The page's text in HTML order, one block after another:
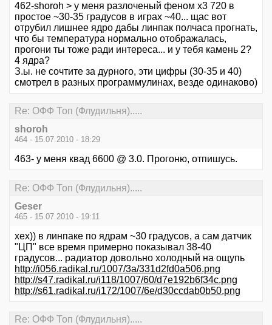
462-shoroh > у меня разлоченый феном х3 720 в
простое ~30-35 градусов в играх ~40... щас вот
отрубил лишнее ядро дабы линпак полчаса прогнать,
что бы температура нормально отображалась,
прогони ты тоже ради интереса... и у тебя камень 2?
4 ядра?
З.ы. не сочтите за дурного, эти цифры (30-35 и 40)
смотрел в разных программулинах, везде одинаково)
Re: ОФФ Топ (Флудильня).....
shoroh
464 - 15.07.2010 - 18:29
463- у меня квад 6600 @ 3.0. Прогоню, отпишусь.
Re: ОФФ Топ (Флудильня).....
Geser
465 - 15.07.2010 - 19:11
хех)) в линпаке по ядрам ~30 градусов, а сам датчик
"ЦП" все время примерно показывал 38-40
градусов... радиатор довольно холодный на ощупь
http://i056.radikal.ru/1007/3a/331d2fd0a506.png
http://s47.radikal.ru/i118/1007/60/d7e192b6f34c.png
http://s61.radikal.ru/i172/1007/6e/d30ccdab0b50.png
Re: ОФФ Топ (Флудильня).....